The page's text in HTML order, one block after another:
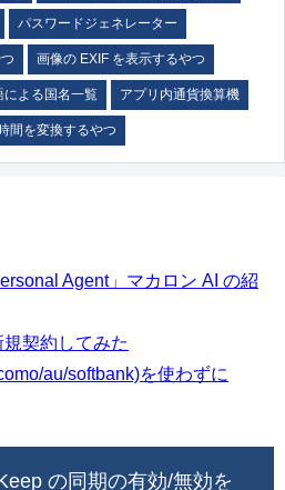
パスワードジェネレーター
画像の EXIF を表示するやつ
による国名一覧 アプリ内通貨換算機
間を変換するやつ
Agent」マカロン AI の紹
契約してみた
au/softbank)を使わずに
の同期の有効/無効を